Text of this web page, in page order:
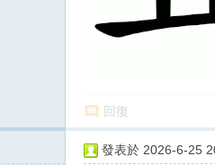
回復
發表於 2026-6-25